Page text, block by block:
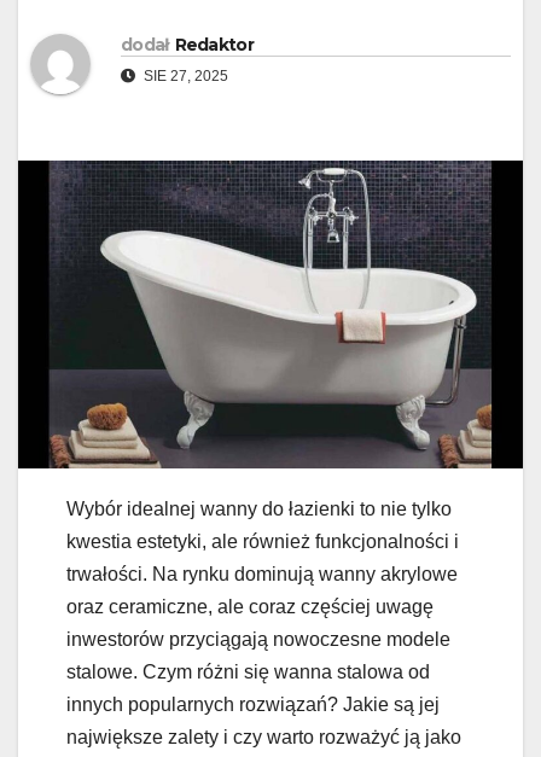
dodał Redaktor
SIE 27, 2025
Wybór idealnej wanny do łazienki to nie tylko
kwestia estetyki, ale również funkcjonalności i
trwałości. Na rynku dominują wanny akrylowe
oraz ceramiczne, ale coraz częściej uwagę
inwestorów przyciągają nowoczesne modele
stalowe. Czym różni się wanna stalowa od
innych popularnych rozwiązań? Jakie są jej
największe zalety i czy warto rozważyć ją jako